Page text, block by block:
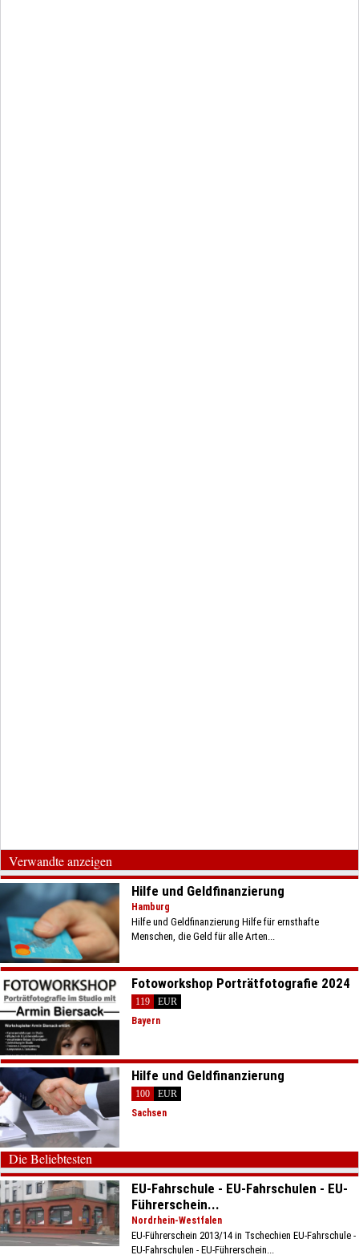
Verwandte anzeigen
Hilfe und Geldfinanzierung
Hamburg
Hilfe und Geldfinanzierung Hilfe für ernsthafte
Menschen, die Geld für alle Arten...
Fotoworkshop Porträtfotografie 2024
119
EUR
Bayern
Hilfe und Geldfinanzierung
100
EUR
Sachsen
Die Beliebtesten
EU-Fahrschule - EU-Fahrschulen - EU-
Führerschein...
Nordrhein-Westfalen
EU-Führerschein 2013/14 in Tschechien EU-Fahrschule -
EU-Fahrschulen - EU-Führerschein...